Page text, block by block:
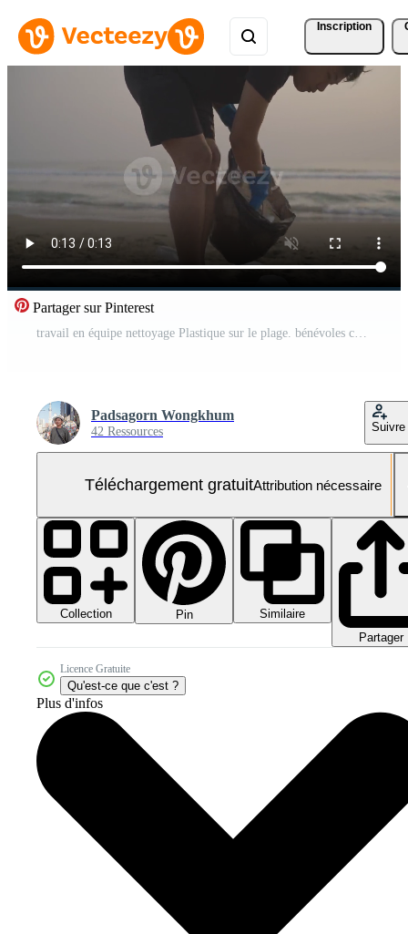
Inscription
Partager sur Pinterest
travail en équipe nettoyage Plastique sur le plage. bénévoles collecte poubelle dans une poubelle sac. Plastique la pollution et environnement problème concept. volontaire nettoyage de la nature de Plastique. écologisation le planète Vidéo Gratuite
Padsagorn Wongkhum
42 Ressources Suivre
Téléchargement gratuitAttribution nécessaire
Collection Pin
Similaire
Partager
Licence Gratuite
Qu'est-ce que c'est ?
Plus d'infos